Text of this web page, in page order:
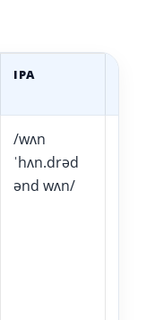
IPA
/wʌn
ˈhʌn.drəd
ənd wʌn/